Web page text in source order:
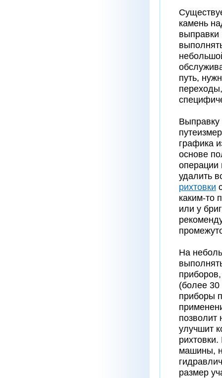
камень
путь,
Выправку
графика
основе
операции
удалить
рихтовки
каким-то
или у
На
(более 30
приборы
позволит
улучшит
машины,
размер